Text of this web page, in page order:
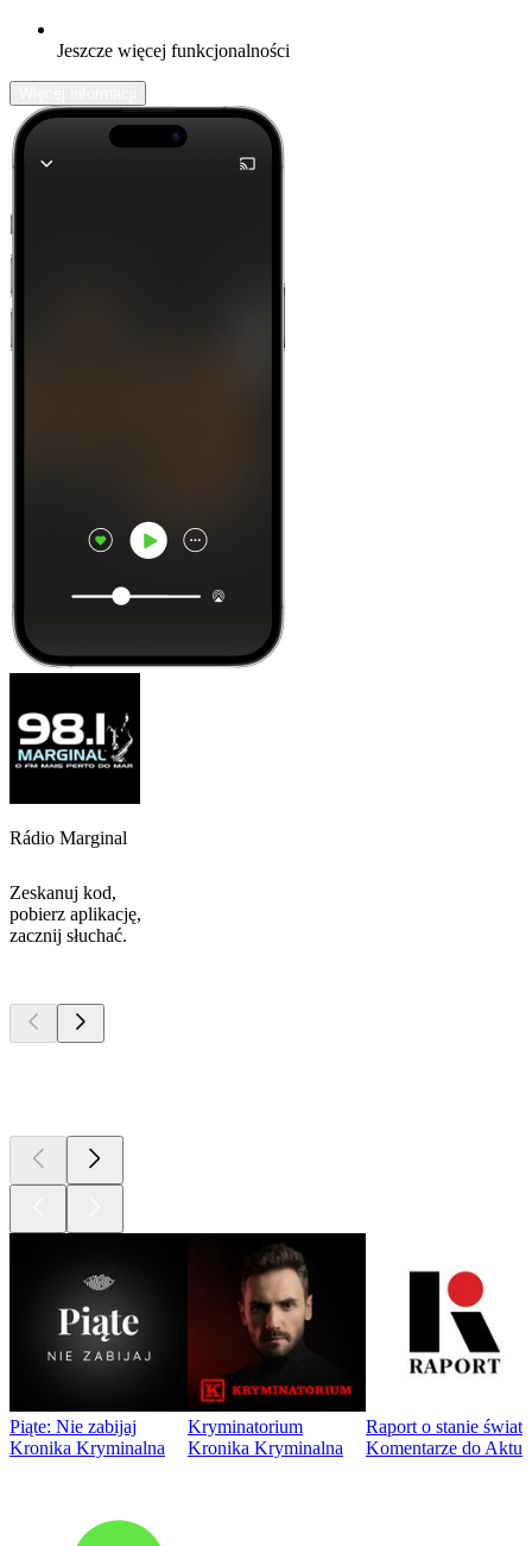
Jeszcze więcej funkcjonalności
Rádio Marginal
Zeskanuj kod,
pobierz aplikację,
zacznij słuchać.
Piąte: Nie zabijaj
Kronika Kryminalna
Kryminatorium
Kronika Kryminalna
Raport o stanie
Komentarze do